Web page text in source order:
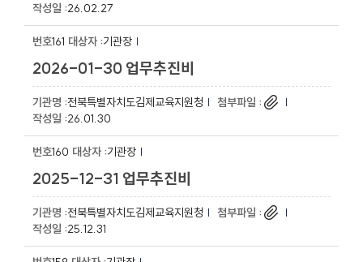
26.02.27
161 기관장
2026-01-30 업무추진비
전북특별자치도김제교육지원청
26.01.30
160 기관장
2025-12-31 업무추진비
전북특별자치도김제교육지원청
25.12.31